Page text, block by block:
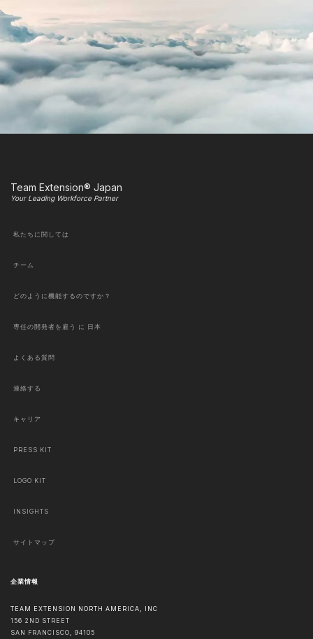
Team Extension® Japan
Your Leading Workforce Partner
私たちに関しては
チーム
どのように機能するのですか？
専任の開発者を雇う に 日本
よくある質問
連絡する
キャリア
PRESS KIT
LOGO KIT
INSIGHTS
サイトマップ
企業情報
TEAM EXTENSION NORTH AMERICA, INC
156 2ND STREET
SAN FRANCISCO, 94105